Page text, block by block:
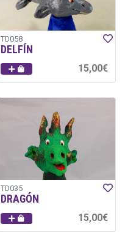
TD058
DELFÍN
15,00€
TD035
DRAGÓN
15,00€